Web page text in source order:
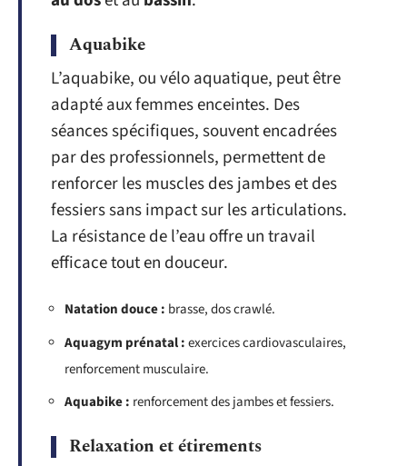
Aquabike
L’aquabike, ou vélo aquatique, peut être
adapté aux femmes enceintes. Des
séances spécifiques, souvent encadrées
par des professionnels, permettent de
renforcer les muscles des jambes et des
fessiers sans impact sur les articulations.
La résistance de l’eau offre un travail
efficace tout en douceur.
Natation douce : brasse, dos crawlé.
Aquagym prénatal :exercices cardiovasculaires,
renforcement musculaire.
Aquabike : renforcement des jambes et fessiers.
Relaxation et étirements